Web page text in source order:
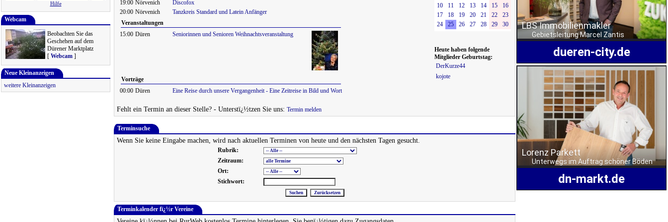
Hilfe
Webcam
Beobachten Sie das
Geschehen auf dem
Dürener Marktplatz
[ Webcam ]
Neue Kleinanzeigen
weitere Kleinanzeigen
19:00 Nörvenich
Discofox
20:00 Nörvenich
Tanzkreis Standard und Latein Anfänger
Veranstaltungen
15:00 Düren Seniorinnen und Senioren Weihnachtsveranstaltung
Vorträge
00:00 Düren Eine Reise durch unsere Vergangenheit - Eine Zeitreise in Bild und Wort
10
11 12 13 14 15
16
17
18 19 20 21 22
23
24
25 26 27 28 29 30
Heute haben folgende
Mitglieder Geburtstag:
DerKurze44
kojote
Fehlt ein Termin an dieser Stelle? - Unterstï¿½tzen Sie uns: Termin melden
Terminsuche
Wenn Sie keine Eingabe machen, wird nach aktuellen Terminen von heute und den nächsten Tagen gesucht.
Rubrik:
Zeitraum:
Ort:
Stichwort:
Terminkalender fï¿½r Vereine